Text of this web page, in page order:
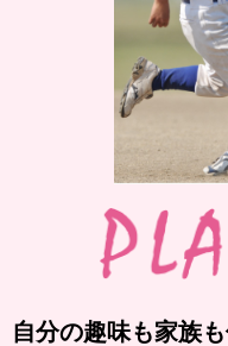
自分の趣味も家族